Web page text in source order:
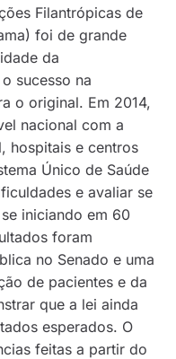
Filantrópicas de
foi de grande
da
sucesso na
o original. Em 2014,
nacional com a
hospitais e centros
Único de Saúde
e avaliar se
iniciando em 60
foram
no Senado e uma
de pacientes e da
que a lei ainda
esperados. O
feitas a partir do